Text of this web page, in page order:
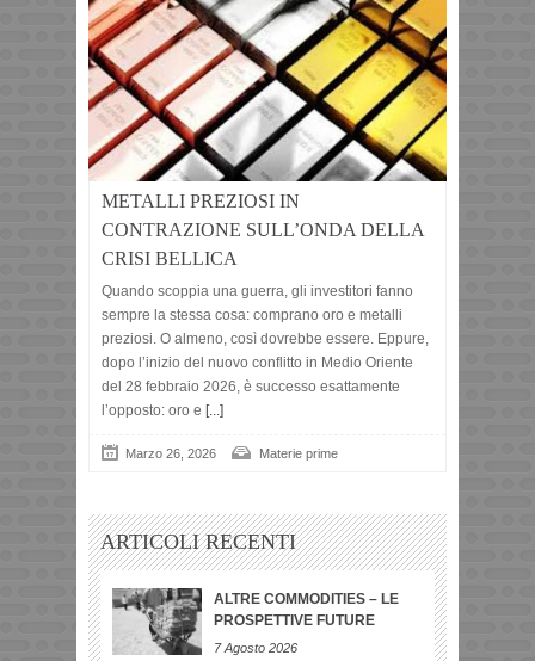
METALLI PREZIOSI IN
CONTRAZIONE SULL’ONDA DELLA
CRISI BELLICA
Quando scoppia una guerra, gli investitori fanno
sempre la stessa cosa: comprano oro e metalli
preziosi. O almeno, così dovrebbe essere. Eppure,
dopo l’inizio del nuovo conflitto in Medio Oriente
del 28 febbraio 2026, è successo esattamente
l’opposto: oro e [...]
Marzo 26, 2026 Materie prime
ARTICOLI RECENTI
ALTRE COMMODITIES – LE
PROSPETTIVE FUTURE
7 Agosto 2026